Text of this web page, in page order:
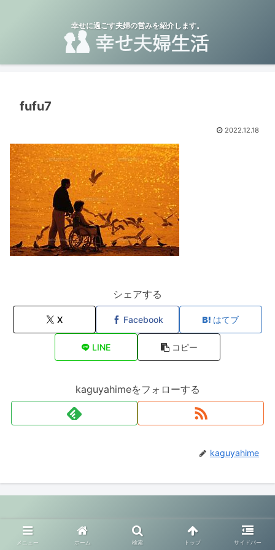
幸せに過ごす夫婦の営みを紹介します。
fufu7
2022.12.18
シェアする
X Facebook はてブ
LINE コピー
kaguyahimeをフォローする
kaguyahime
© 2020 幸せ夫婦生活.
メニュー ホーム 検索 トップ サイドバー